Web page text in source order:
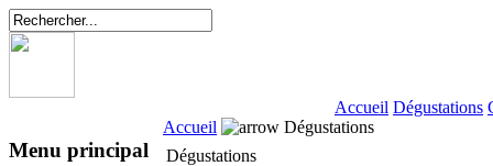
Accueil Dégustations
Menu principal
Accueil
Dégustations
Dégustations